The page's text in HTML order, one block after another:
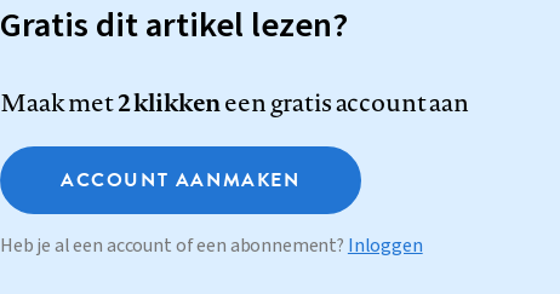
Gratis dit artikel lezen?
Maak met2 klikkeneen gratis account aan
ACCOUNT AANMAKEN
Heb je al een account of een abonnement? Inloggen